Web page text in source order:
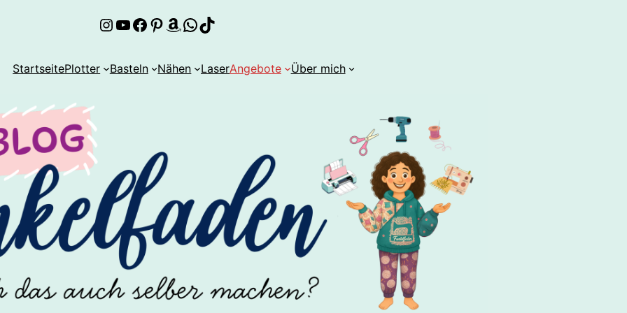
Instagram
YouTube
Facebook
Pinterest
Amazon
WhatsApp
TikTok
StartseitePlotter Basteln Nähen LaserAngebote Über mich